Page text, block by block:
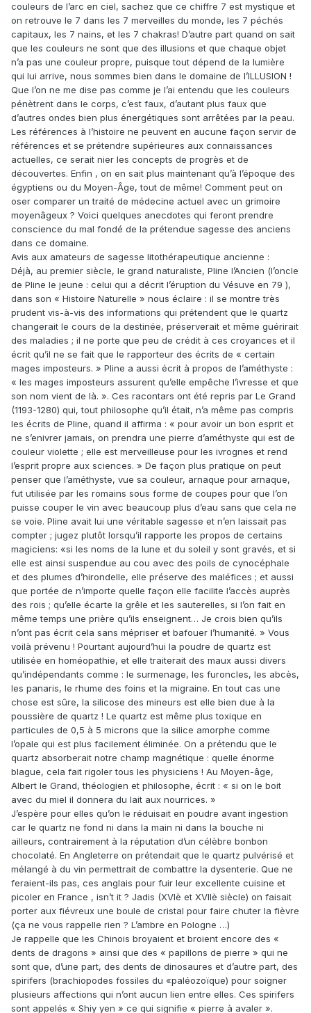
couleurs de l’arc en ciel, sachez que ce chiffre 7 est mystique et
on retrouve le 7 dans les 7 merveilles du monde, les 7 péchés
capitaux, les 7 nains, et les 7 chakras! D’autre part quand on sait
que les couleurs ne sont que des illusions et que chaque objet
n’a pas une couleur propre, puisque tout dépend de la lumière
qui lui arrive, nous sommes bien dans le domaine de l’ILLUSION !
Que l’on ne me dise pas comme je l’ai entendu que les couleurs
pénètrent dans le corps, c’est faux, d’autant plus faux que
d’autres ondes bien plus énergétiques sont arrêtées par la peau.
Les références à l’histoire ne peuvent en aucune façon servir de
références et se prétendre supérieures aux connaissances
actuelles, ce serait nier les concepts de progrès et de
découvertes. Enfin , on en sait plus maintenant qu’à l’époque des
égyptiens ou du Moyen-Âge, tout de même! Comment peut on
oser comparer un traité de médecine actuel avec un grimoire
moyenâgeux ? Voici quelques anecdotes qui feront prendre
conscience du mal fondé de la prétendue sagesse des anciens
dans ce domaine.
Avis aux amateurs de sagesse litothérapeutique ancienne :
Déjà, au premier siècle, le grand naturaliste, Pline l’Ancien (l’oncle
de Pline le jeune : celui qui a décrit l’éruption du Vésuve en 79 ),
dans son « Histoire Naturelle » nous éclaire : il se montre très
prudent vis-à-vis des informations qui prétendent que le quartz
changerait le cours de la destinée, préserverait et même guérirait
des maladies ; il ne porte que peu de crédit à ces croyances et il
écrit qu’il ne se fait que le rapporteur des écrits de « certain
mages imposteurs. » Pline a aussi écrit à propos de l’améthyste :
« les mages imposteurs assurent qu’elle empêche l’ivresse et que
son nom vient de là. ». Ces racontars ont été repris par Le Grand
(1193-1280) qui, tout philosophe qu’il était, n’a même pas compris
les écrits de Pline, quand il affirma : « pour avoir un bon esprit et
ne s’enivrer jamais, on prendra une pierre d’améthyste qui est de
couleur violette ; elle est merveilleuse pour les ivrognes et rend
l’esprit propre aux sciences. » De façon plus pratique on peut
penser que l’améthyste, vue sa couleur, arnaque pour arnaque,
fut utilisée par les romains sous forme de coupes pour que l’on
puisse couper le vin avec beaucoup plus d’eau sans que cela ne
se voie. Pline avait lui une véritable sagesse et n’en laissait pas
compter ; jugez plutôt lorsqu’il rapporte les propos de certains
magiciens: «si les noms de la lune et du soleil y sont gravés, et si
elle est ainsi suspendue au cou avec des poils de cynocéphale
et des plumes d’hirondelle, elle préserve des maléfices ; et aussi
que portée de n’importe quelle façon elle facilite l’accès auprès
des rois ; qu’elle écarte la grêle et les sauterelles, si l’on fait en
même temps une prière qu’ils enseignent… Je crois bien qu’ils
n’ont pas écrit cela sans mépriser et bafouer l’humanité. » Vous
voilà prévenu ! Pourtant aujourd’hui la poudre de quartz est
utilisée en homéopathie, et elle traiterait des maux aussi divers
qu’indépendants comme : le surmenage, les furoncles, les abcès,
les panaris, le rhume des foins et la migraine. En tout cas une
chose est sûre, la silicose des mineurs est elle bien due à la
poussière de quartz ! Le quartz est même plus toxique en
particules de 0,5 à 5 microns que la silice amorphe comme
l’opale qui est plus facilement éliminée. On a prétendu que le
quartz absorberait notre champ magnétique : quelle énorme
blague, cela fait rigoler tous les physiciens ! Au Moyen-âge,
Albert le Grand, théologien et philosophe, écrit : « si on le boit
avec du miel il donnera du lait aux nourrices. »
J’espère pour elles qu’on le réduisait en poudre avant ingestion
car le quartz ne fond ni dans la main ni dans la bouche ni
ailleurs, contrairement à la réputation d’un célèbre bonbon
chocolaté. En Angleterre on prétendait que le quartz pulvérisé et
mélangé à du vin permettrait de combattre la dysenterie. Que ne
feraient-ils pas, ces anglais pour fuir leur excellente cuisine et
picoler en France , isn’t it ? Jadis (XVIè et XVIIè siècle) on faisait
porter aux fiévreux une boule de cristal pour faire chuter la fièvre
(ça ne vous rappelle rien ? L’ambre en Pologne …)
Je rappelle que les Chinois broyaient et broient encore des «
dents de dragons » ainsi que des « papillons de pierre » qui ne
sont que, d’une part, des dents de dinosaures et d’autre part, des
spirifers (brachiopodes fossiles du «paléozoïque) pour soigner
plusieurs affections qui n’ont aucun lien entre elles. Ces spirifers
sont appelés « Shiy yen » ce qui signifie « pierre à avaler ».